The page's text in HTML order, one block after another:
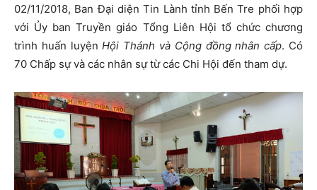
02/11/2018, Ban Đại diện Tin Lành tỉnh Bến Tre phối hợp
với Ủy ban Truyền giáo Tổng Liên Hội tổ chức chương
trình huấn luyệnHội Thánh và Cộng đồng nhân cấp. Có
70 Chấp sự và các nhân sự từ các Chi Hội đến tham dự.